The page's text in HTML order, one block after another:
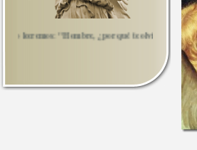
"Hombre, ¿por qué te olvidaste de ti mismo?".